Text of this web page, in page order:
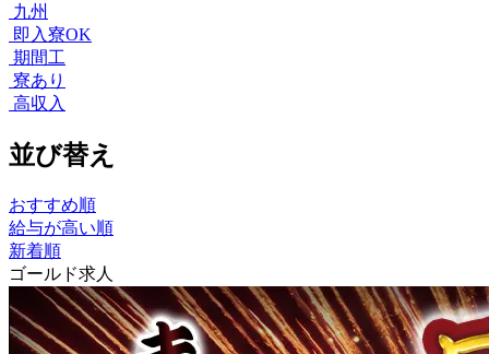
九州
即入寮OK
期間工
寮あり
高収入
並び替え
おすすめ順
給与が高い順
新着順
ゴールド求人